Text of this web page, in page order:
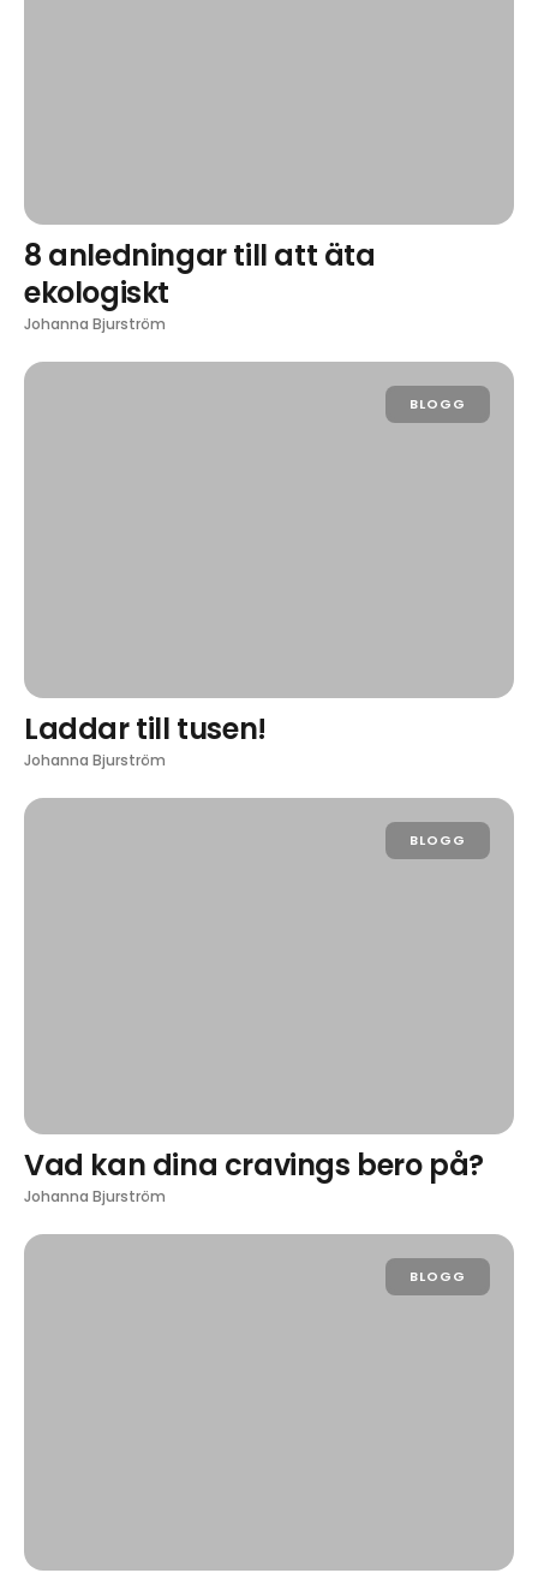
8 anledningar till att äta
ekologiskt
Johanna Bjurström
BLOGG
Laddar till tusen!
Johanna Bjurström
BLOGG
Vad kan dina cravings bero på?
Johanna Bjurström
BLOGG